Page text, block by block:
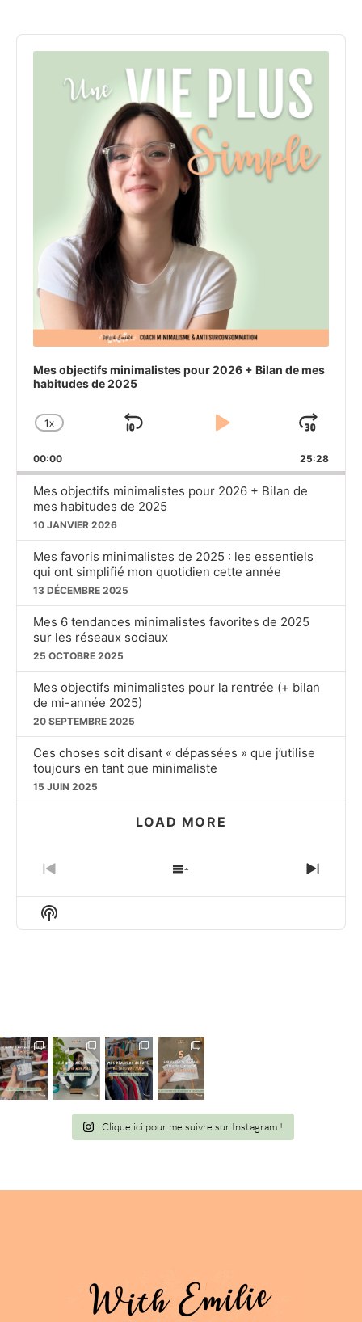
Audio
Player
Mes objectifs minimalistes pour 2026 + Bilan de mes
habitudes de 2025
CHANGE
RATE
1X
SKIP
PLAY
PAUSE
00:00 25:28
Mes objectifs minimalistes pour 2026 + Bilan de
mes habitudes de 2025
10 JANVIER 2026
Mes favoris minimalistes de 2025 : les essentiels
qui ont simplifié mon quotidien cette année
13 DÉCEMBRE 2025
Mes 6 tendances minimalistes favorites de 2025
sur les réseaux sociaux
25 OCTOBRE 2025
Mes objectifs minimalistes pour la rentrée (+ bilan
de mi-année 2025)
20 SEPTEMBRE 2025
Ces choses soit disant « dépassées » que j’utilise
toujours en tant que minimaliste
15 JUIN 2025
LOAD MORE
PREVIOUS
EPISODE
SHOW
EPISODES
NEXT
Show
Podcast
Clique ici pour me suivre sur Instagram !